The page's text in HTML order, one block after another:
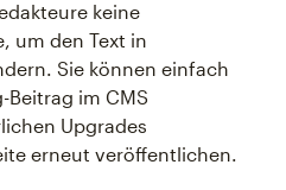
keine
um den Text in
Sie können einfach
Beitrag im CMS
Upgrades
erneut veröffentlichen.